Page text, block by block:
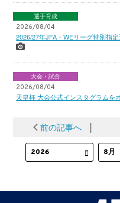
選手育成
2026/08/04
2026/27年JFA・WEリーグ特別指
大会・試合
2026/08/04
天皇杯 大会公式インスタグラムを
前の記事へ │